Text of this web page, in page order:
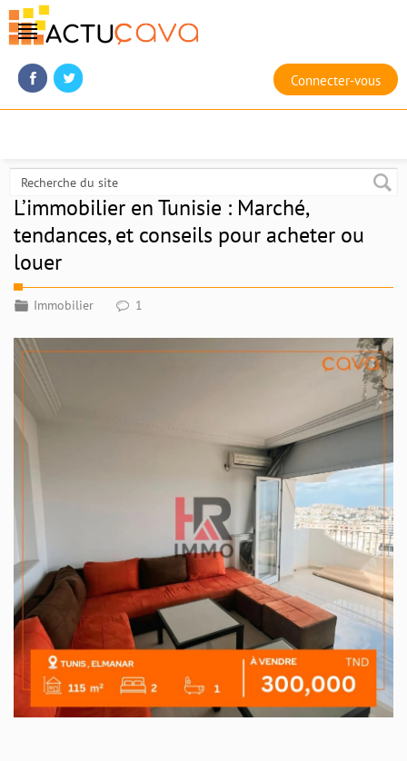
Connecter-vous
L’immobilier en Tunisie : Marché,
tendances, et conseils pour acheter ou
louer
Immobilier 1